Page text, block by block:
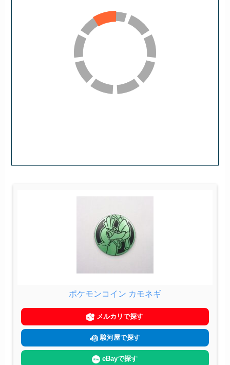
ポケモンコイン カモネギ
メルカリで探す
駿河屋で探す
eBayで探す